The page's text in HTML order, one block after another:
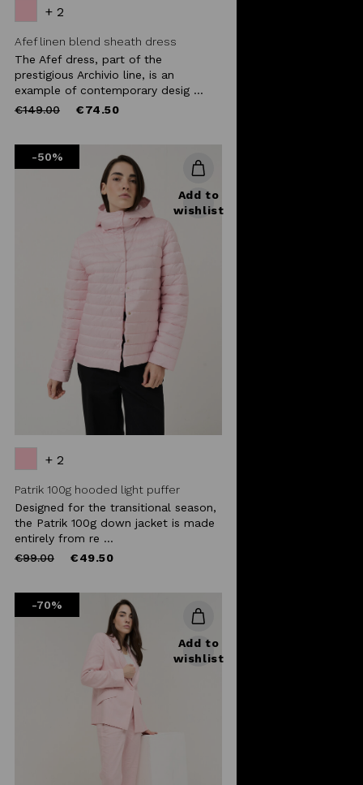
+ 2
Afef linen blend sheath dress
The Afef dress, part of the
prestigious Archivio line, is an
example of contemporary desig ...
Price
€149.00to €74.50
-50%
Add to
wishlist
+ 2
Patrik 100g hooded light puffer
Designed for the transitional season,
the Patrik 100g down jacket is made
entirely from re ...
Price
€99.00to €49.50
-70%
Add to
wishlist